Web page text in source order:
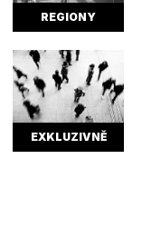
REGIONY
EXKLUZIVNĚ